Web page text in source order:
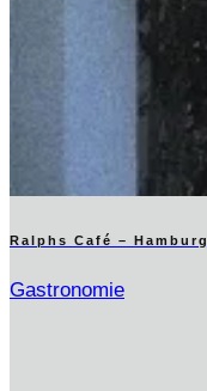
Ralphs Café – Hamburg
Gastronomie